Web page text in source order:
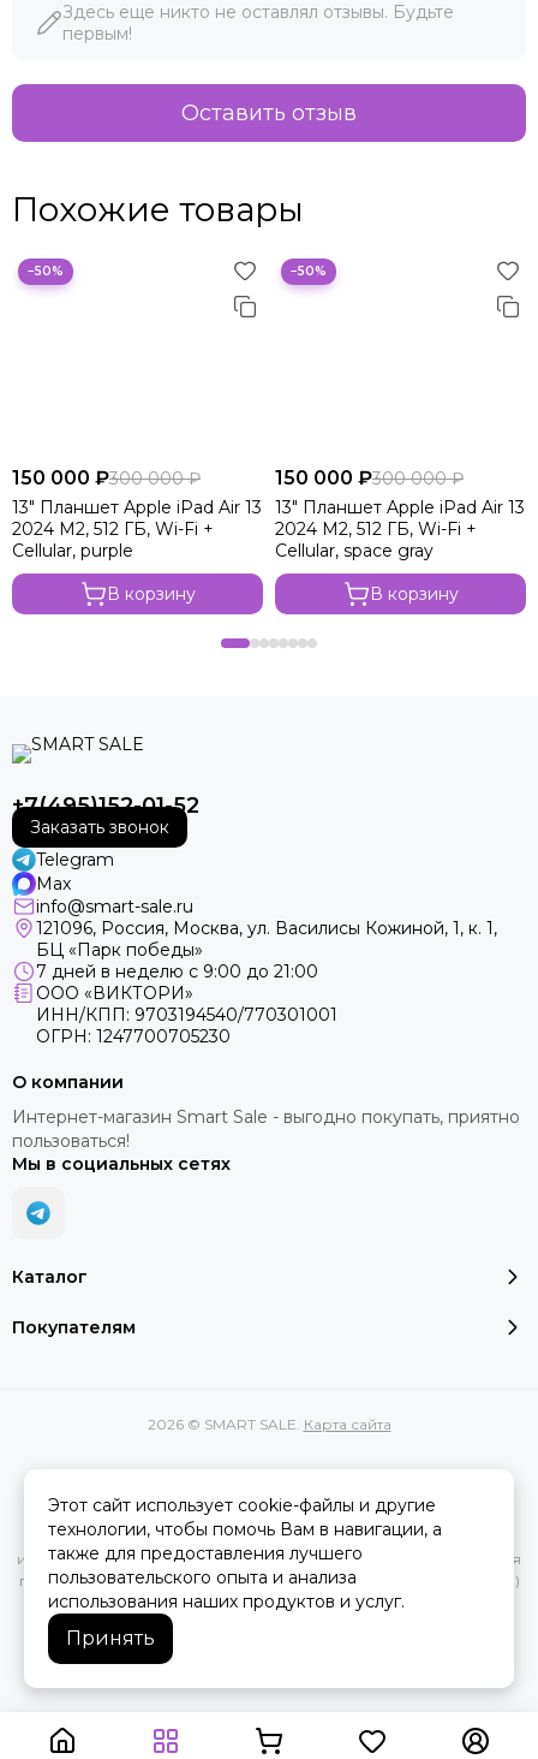
Здесь еще никто не оставлял отзывы. Будьте
первым!
Оставить отзыв
Похожие товары
−50%
150 000 ₽300 000 ₽
13" Планшет Apple iPad Air 13
2024 M2, 512 ГБ, Wi-Fi +
Cellular, purple
В корзину
−50%
150 000 ₽300 000 ₽
13" Планшет Apple iPad Air 13
2024 M2, 512 ГБ, Wi-Fi +
Cellular, space gray
В корзину
+7(495)152-01-52
Заказать звонок
Telegram
Max
info@smart-sale.ru
121096, Россия, Москва, ул. Василисы Кожиной, 1, к. 1,
БЦ «Парк победы»
7 дней в неделю с 9:00 до 21:00
ООО «ВИКТОРИ»
ИНН/КПП: 9703194540/770301001
ОГРН: 1247700705230
Каталог
Покупателям
О компании
Интернет-магазин Smart Sale - выгодно покупать, приятно
пользоваться!
Мы в социальных сетях
2026 © SMART SALE. Карта сайта
Вся представленная на сайте информация, касающаяся
характеристик, стоимости товаров и услуг, носит
информационный характер и ни при каких условиях не является
публичной офертой, определяемой положениями Статьи 437(2)
Гражданского кодекса РФ.
Этот сайт использует cookie-файлы и другие
технологии, чтобы помочь Вам в навигации, а
также для предоставления лучшего
пользовательского опыта и анализа
использования наших продуктов и услуг.
Принять